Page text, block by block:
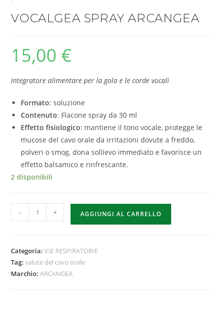
VOCALGEA SPRAY ARCANGEA
15,00 €
Integratore alimentare per la gola e le corde vocali
Formato: soluzione
Contenuto: Flacone spray da 30 ml
Effetto fisiologico: mantiene il tono vocale, protegge le
mucose del cavo orale da irritazioni dovute a freddo,
polveri o smog, dona sollievo immediato e favorisce un
effetto balsamico e rinfrescante.
2 disponibili
- + AGGIUNGI AL CARRELLO
Categoria:VIE RESPIRATORIE
Tag: salute del cavo orale
Marchio:ARCANGEA